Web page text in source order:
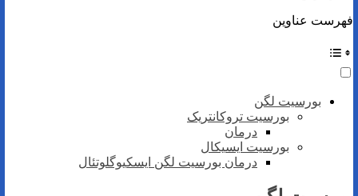
فهرست عناوین
بورسیت لگن
بورسیت تروکانتریک
درمان
بورسیت ایسیکال
درمان بورسیت لگن ایسکیوگلوتئال